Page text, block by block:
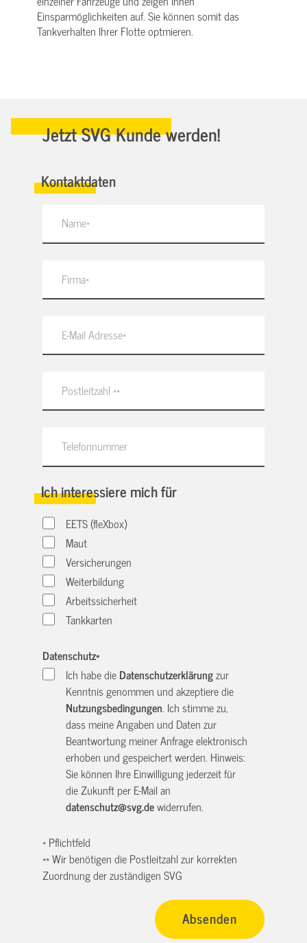
Einsparmöglichkeiten auf. Sie können somit das
Tankverhalten Ihrer Flotte optmieren.
Jetzt SVG Kunde werden!
Kontaktdaten
Ich interessiere mich für
EETS (fleXbox)
Maut
Versicherungen
Weiterbildung
Arbeitssicherheit
Tankkarten
Datenschutz*
Ich habe dieDatenschutzerklärungzur
Kenntnis genommen und akzeptiere die
Nutzungsbedingungen. Ich stimme zu,
dass meine Angaben und Daten zur
Beantwortung meiner Anfrage elektronisch
erhoben und gespeichert werden. Hinweis:
Sie können Ihre Einwilligung jederzeit für
die Zukunft per E-Mail an
datenschutz@svg.dewiderrufen.
* Pflichtfeld
** Wir benötigen die Postleitzahl zur korrekten
Zuordnung der zuständigen SVG